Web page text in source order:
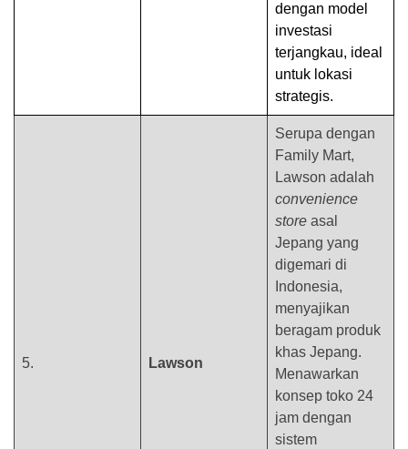
dengan model
investasi
terjangkau, ideal
untuk lokasi
strategis.
5. Lawson
Serupa dengan
Family Mart,
Lawson adalah
convenience
store asal
Jepang yang
digemari di
Indonesia,
menyajikan
beragam produk
khas Jepang.
Menawarkan
konsep toko 24
jam dengan
sistem